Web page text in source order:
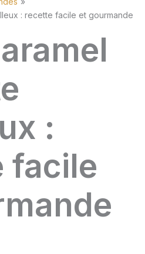
: recette facile et gourmande
:
facile